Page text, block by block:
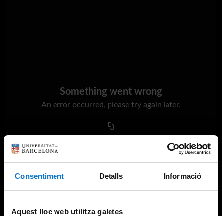
Consentiment Detalls Informació
Aquest lloc web utilitza galetes
Something went wrong
An error occurred, please try again later.